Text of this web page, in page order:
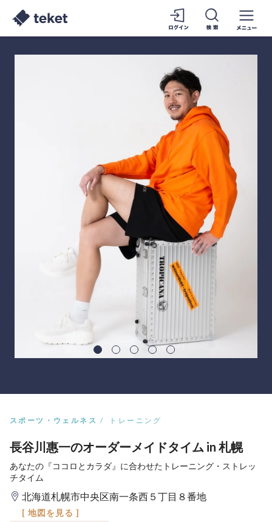
スポーツ・ウェルネス トレーニング
長谷川惠一のオーダーメイドタイム in 札幌
あなたの『ココロとカラダ』に合わせたトレーニング・ストレッ
チタイム
北海道札幌市中央区南一条西５丁目８番地
[ 地図を見る ]